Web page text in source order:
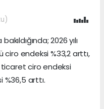
2026 yılı
ciro endeksi %33,2 arttı,
ticaret ciro endeksi
%36,5 arttı.